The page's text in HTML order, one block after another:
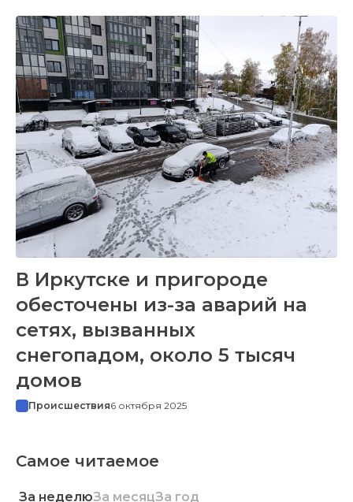
В Иркутске и пригороде
обесточены из-за аварий на
сетях, вызванных
снегопадом, около 5 тысяч
домов
Происшествия6 октября 2025
Самое читаемое
За неделюЗа месяцЗа год